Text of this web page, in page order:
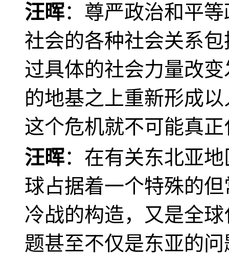
汪晖：尊严政治和平
社会的各种社会关系
过具体的社会力量改
的地基之上重新形成
这个危机就不可能真
汪晖：在有关东北亚
球占据着一个特殊的
冷战的构造，又是全
题甚至不仅是东亚的